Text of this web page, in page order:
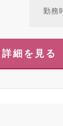
勤務
詳細を見る